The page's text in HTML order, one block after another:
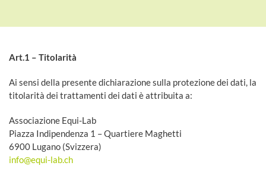
Art.1 – Titolarità
Ai sensi della presente dichiarazione sulla protezione dei dati, la
titolarità dei trattamenti dei dati è attribuita a:
Associazione Equi-Lab
Piazza Indipendenza 1 – Quartiere Maghetti
6900 Lugano (Svizzera)
info@equi-lab.ch